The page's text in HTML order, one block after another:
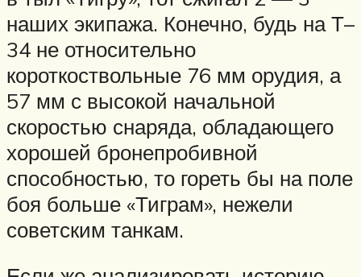
наших экипажа. Конечно, будь на Т–
34 не относительно
короткоствольные 76 мм орудия, а
57 мм с высокой начальной
скоростью снаряда, обладающего
хорошей бронепробивной
способностью, то гореть бы на поле
боя больше «Тиграм», нежели
советским танкам.